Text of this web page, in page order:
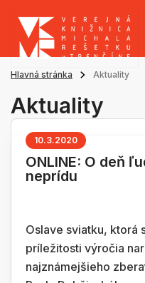
Hlavná stránka Aktuality
Aktuality
10.3.2020
ONLINE: O deň
neprídu
Oslave sviatku, ktorá
príležitosti výročia
najznámejšieho